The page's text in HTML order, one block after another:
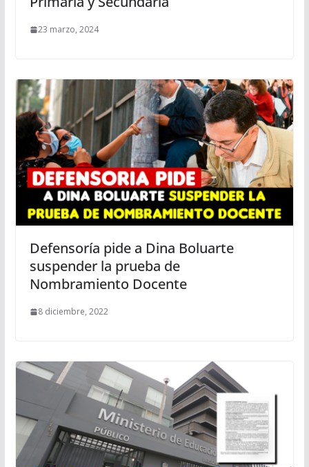
23 marzo, 2024
Defensoría pide a Dina Boluarte
suspender la prueba de
Nombramiento Docente
8 diciembre, 2022